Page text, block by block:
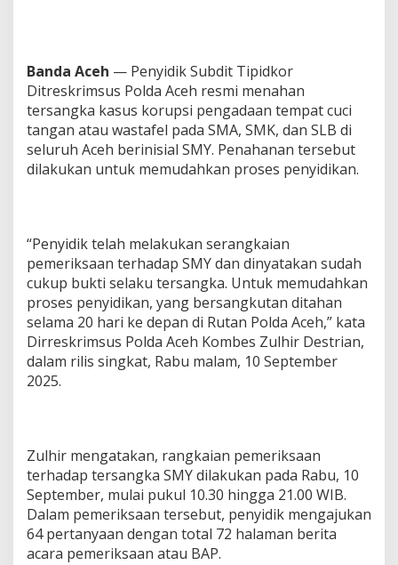
K
o
r
u
p
s
i
a
f
e
l
Banda Aceh — Penyidik Subdit Tipidkor
Ditreskrimsus Polda Aceh resmi menahan
tersangka kasus korupsi pengadaan tempat cuci
tangan atau wastafel pada SMA, SMK, dan SLB di
seluruh Aceh berinisial SMY. Penahanan tersebut
dilakukan untuk memudahkan proses penyidikan.
“Penyidik telah melakukan serangkaian
pemeriksaan terhadap SMY dan dinyatakan sudah
cukup bukti selaku tersangka. Untuk memudahkan
proses penyidikan, yang bersangkutan ditahan
selama 20 hari ke depan di Rutan Polda Aceh,” kata
Dirreskrimsus Polda Aceh Kombes Zulhir Destrian,
dalam rilis singkat, Rabu malam, 10 September
2025.
Zulhir mengatakan, rangkaian pemeriksaan
terhadap tersangka SMY dilakukan pada Rabu, 10
September, mulai pukul 10.30 hingga 21.00 WIB.
Dalam pemeriksaan tersebut, penyidik mengajukan
64 pertanyaan dengan total 72 halaman berita
acara pemeriksaan atau BAP.